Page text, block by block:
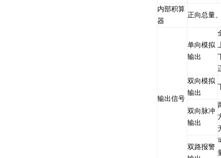
内部积算
器
正向总量
输出信号
单向模拟
输出
双向模拟
输出
双向脉冲
输出
双路报警